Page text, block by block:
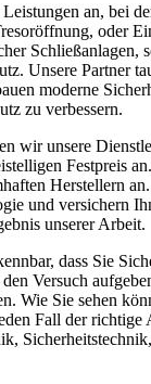
an, bei
oder
Schließanlagen,
Unsere Partner
moderne
zu verbessern.
wir unsere
Festpreis
Herstellern
und versichern
unserer Arbeit.
dass Sie
Versuch
Wie Sie sehen
Fall der richtige